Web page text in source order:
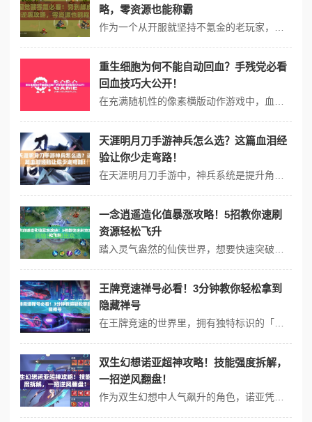
略，零资源也能称霸
重生细胞为何不能自动回血？手残党必看
回血技巧大公开！
天涯明月刀手游神兵怎么选？这篇血泪经
验让你少走弯路！
一念逍遥造化值暴涨攻略！5招教你速刷
资源轻松飞升
王牌竞速禅号必看！3分钟教你轻松拿到
隐藏禅号
双生幻想诺亚超神攻略！技能强度拆解，
一招逆风翻盘！